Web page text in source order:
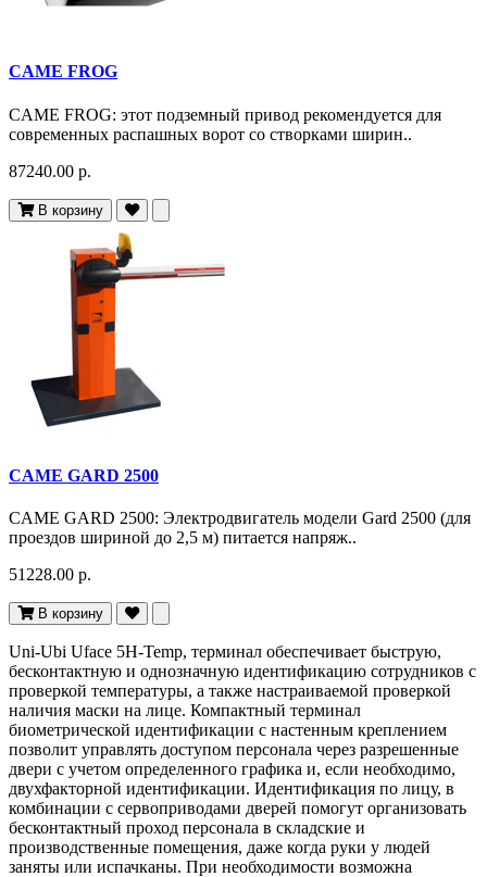
CAME FROG
CAME FROG: этот подземный привод рекомендуется для
современных распашных ворот со створками ширин..
87240.00 р.
В корзину
CAME GARD 2500
CAME GARD 2500: Электродвигатель модели Gard 2500 (для
проездов шириной до 2,5 м) питается напряж..
51228.00 р.
В корзину
Uni-Ubi Uface 5H-Temp, терминал обеспечивает быструю,
бесконтактную и однозначную идентификацию сотрудников с
проверкой температуры, а также настраиваемой проверкой
наличия маски на лице. Компактный терминал
биометрической идентификации с настенным креплением
позволит управлять доступом персонала через разрешенные
двери с учетом определенного графика и, если необходимо,
двухфакторной идентификации. Идентификация по лицу, в
комбинации с сервоприводами дверей помогут организовать
бесконтактный проход персонала в складские и
производственные помещения, даже когда руки у людей
заняты или испачканы. При необходимости возможна